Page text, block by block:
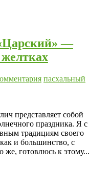
—
пасхальный
представляет собой
праздника. Я с
традициям своего
и большинство, с
же, готовлюсь к этому...